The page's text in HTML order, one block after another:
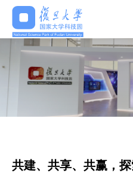
共建、共享、共赢，